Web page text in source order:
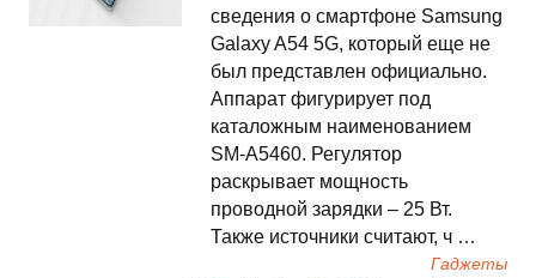
сведения о смартфоне Samsung
Galaxy A54 5G, который еще не
был представлен официально.
Аппарат фигурирует под
каталожным наименованием
SM-A5460. Регулятор
раскрывает мощность
проводной зарядки – 25 Вт.
Также источники считают, ч …
Гаджеты